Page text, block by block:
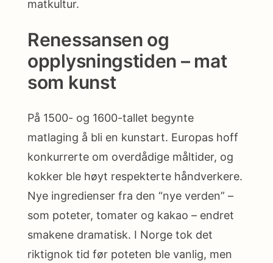
matkultur.
Renessansen og
opplysningstiden – mat
som kunst
På 1500- og 1600-tallet begynte
matlaging å bli en kunstart. Europas hoff
konkurrerte om overdådige måltider, og
kokker ble høyt respekterte håndverkere.
Nye ingredienser fra den “nye verden” –
som poteter, tomater og kakao – endret
smakene dramatisk. I Norge tok det
riktignok tid før poteten ble vanlig, men